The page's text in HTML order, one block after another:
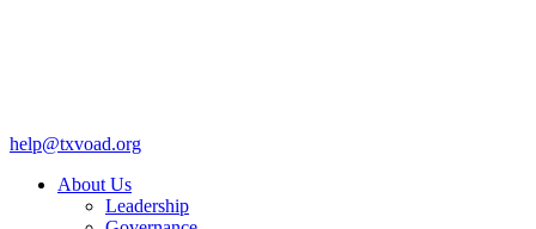
help@txvoad.org
About Us
Leadership